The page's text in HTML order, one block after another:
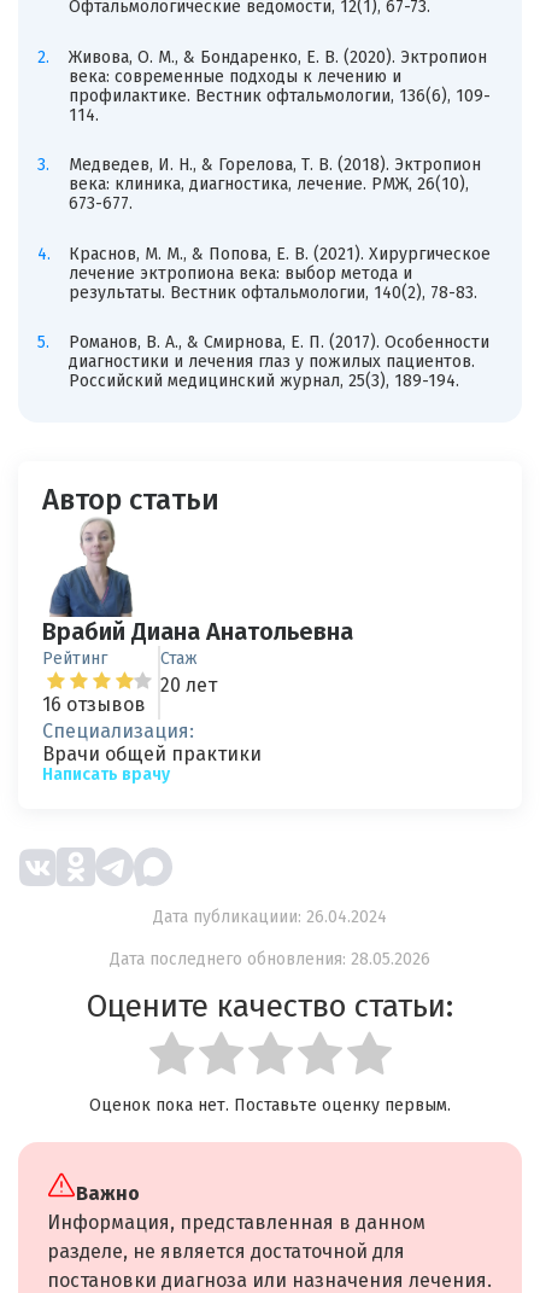
Офтальмологические ведомости, 12(1), 67-73.
Живова, О. М., & Бондаренко, Е. В. (2020). Эктропион
века: современные подходы к лечению и
профилактике. Вестник офтальмологии, 136(6), 109-
114.
Медведев, И. Н., & Горелова, Т. В. (2018). Эктропион
века: клиника, диагностика, лечение. РМЖ, 26(10),
673-677.
Краснов, М. М., & Попова, Е. В. (2021). Хирургическое
лечение эктропиона века: выбор метода и
результаты. Вестник офтальмологии, 140(2), 78-83.
Романов, В. А., & Смирнова, Е. П. (2017). Особенности
диагностики и лечения глаз у пожилых пациентов.
Российский медицинский журнал, 25(3), 189-194.
Автор статьи
Врабий Диана Анатольевна
Рейтинг
16 отзывов
Стаж
20 лет
Специализация:
Врачи общей практики
Написать врачу
Дата публикациии: 26.04.2024
Дата последнего обновления: 28.05.2026
Оцените качество статьи:
Оценок пока нет. Поставьте оценку первым.
Важно
Информация, представленная в данном
разделе, не является достаточной для
постановки диагноза или назначения лечения.